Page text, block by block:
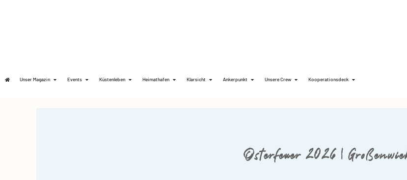
Unser Magazin Events Küstenleben Heimathafen Klarsicht Ankerpunkt Unsere Crew Kooperationsdeck
Osterfeuer 2026 |